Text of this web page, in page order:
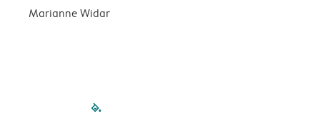
Marianne Widar
filled-pagination